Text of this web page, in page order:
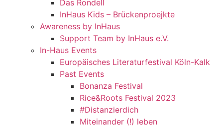
Das Rondell
InHaus Kids – Brückenproejkte
Awareness by InHaus
Support Team by InHaus e.V.
In-Haus Events
Europäisches Literaturfestival Köln-Kalk
Past Events
Bonanza Festival
Rice&Roots Festival 2023
#Distanzierdich
Miteinander (!) leben